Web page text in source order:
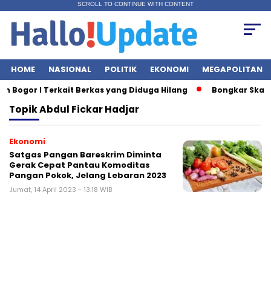
SCROLL TO CONTINUE WITH CONTENT
HOME NASIONAL POLITIK EKONOMI MEGAPOLITAN
Bogor I Terkait Berkas yang Diduga Hilang Bongkar
TopikAbdul Fickar Hadjar
Ekonomi
Satgas Pangan Bareskrim Diminta
Gerak Cepat Pantau Komoditas
Pangan Pokok, Jelang Lebaran 2023
Jumat, 14 April 2023 - 13:18 WIB